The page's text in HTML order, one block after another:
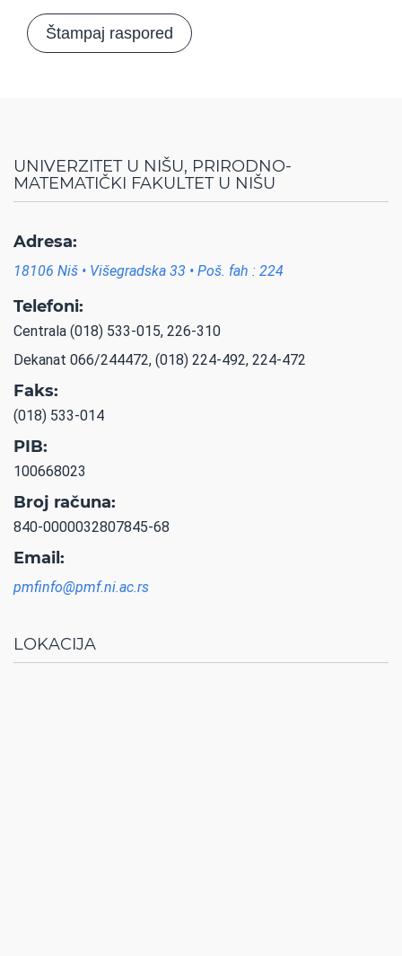
Štampaj raspored
UNIVERZITET U NIŠU, PRIRODNO-
MATEMATIČKI FAKULTET U NIŠU
Adresa:
18106 Niš • Višegradska 33 • Poš. fah : 224
Telefoni:
Centrala (018) 533-015, 226-310
Dekanat 066/244472, (018) 224-492, 224-472
Faks:
(018) 533-014
PIB:
100668023
Broj računa:
840-0000032807845-68
Email:
pmfinfo@pmf.ni.ac.rs
LOKACIJA